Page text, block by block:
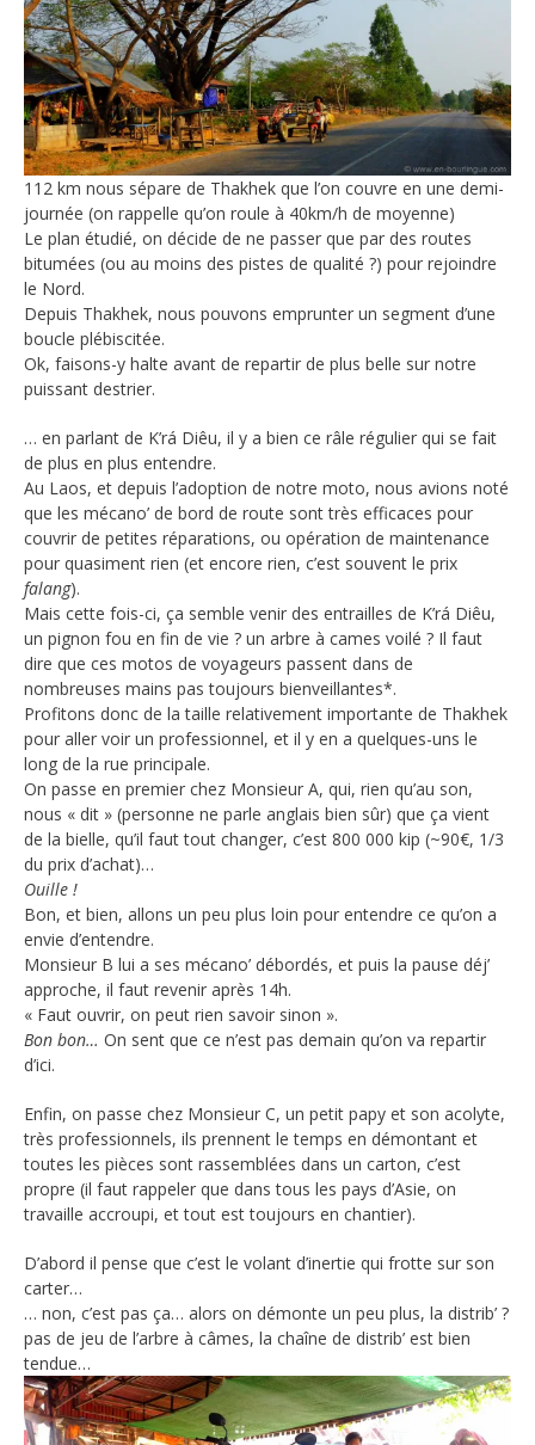
112 km nous sépare de Thakhek que l’on couvre en une demi-
journée (on rappelle qu’on roule à 40km/h de moyenne)
Le plan étudié, on décide de ne passer que par des routes
bitumées (ou au moins des pistes de qualité ?) pour rejoindre
le Nord.
Depuis Thakhek, nous pouvons emprunter un segment d’une
boucle plébiscitée.
Ok, faisons-y halte avant de repartir de plus belle sur notre
puissant destrier.
… en parlant de K’rá Diêu, il y a bien ce râle régulier qui se fait
de plus en plus entendre.
Au Laos, et depuis l’adoption de notre moto, nous avions noté
que les mécano’ de bord de route sont très efficaces pour
couvrir de petites réparations, ou opération de maintenance
pour quasiment rien (et encore rien, c’est souvent le prix
falang).
Mais cette fois-ci, ça semble venir des entrailles de K’rá Diêu,
un pignon fou en fin de vie ? un arbre à cames voilé ? Il faut
dire que ces motos de voyageurs passent dans de
nombreuses mains pas toujours bienveillantes*.
Profitons donc de la taille relativement importante de Thakhek
pour aller voir un professionnel, et il y en a quelques-uns le
long de la rue principale.
On passe en premier chez Monsieur A, qui, rien qu’au son,
nous « dit » (personne ne parle anglais bien sûr) que ça vient
de la bielle, qu’il faut tout changer, c’est 800 000 kip (~90€, 1/3
du prix d’achat)…
Ouille !
Bon, et bien, allons un peu plus loin pour entendre ce qu’on a
envie d’entendre.
Monsieur B lui a ses mécano’ débordés, et puis la pause déj’
approche, il faut revenir après 14h.
« Faut ouvrir, on peut rien savoir sinon ».
Bon bon… On sent que ce n’est pas demain qu’on va repartir
d’ici.
Enfin, on passe chez Monsieur C, un petit papy et son acolyte,
très professionnels, ils prennent le temps en démontant et
toutes les pièces sont rassemblées dans un carton, c’est
propre (il faut rappeler que dans tous les pays d’Asie, on
travaille accroupi, et tout est toujours en chantier).
D’abord il pense que c’est le volant d’inertie qui frotte sur son
carter…
… non, c’est pas ça… alors on démonte un peu plus, la distrib’ ?
pas de jeu de l’arbre à câmes, la chaîne de distrib’ est bien
tendue…